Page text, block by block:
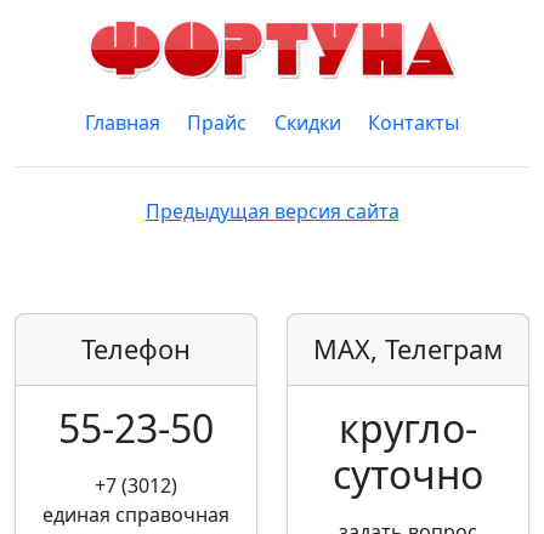
Главная Прайс Скидки Контакты
Предыдущая версия сайта
Телефон
55-23-50
+7 (3012)
единая справочная
MAX, Телеграм
кругло­
суточно